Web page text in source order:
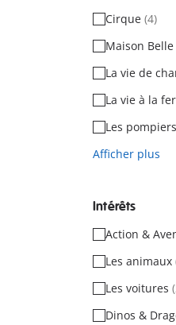
Cirque (4)
Maison
La vie de
La vie à la
Les pompiers
Afficher plus
Intérêts
Action &
Les animaux
Les voitures
Dinos &